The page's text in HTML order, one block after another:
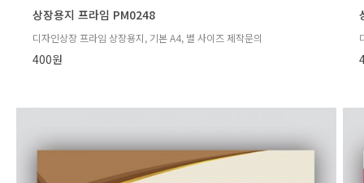
상장용지 프라임 PM0248
디자인상장 프라임 상장용지, 기본 A4, 별 사이즈 제작문의
400원